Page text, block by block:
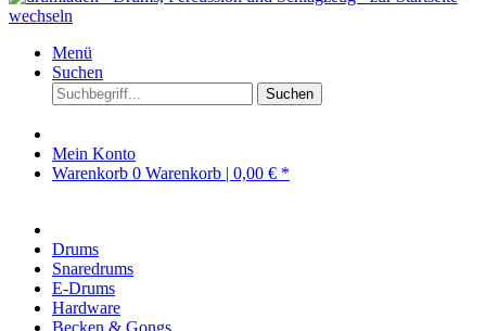
Menü
Suchen
Suchen
Mein Konto
Warenkorb 0 Warenkorb | 0,00 € *
Drums
Snaredrums
E-Drums
Hardware
Becken & Gongs